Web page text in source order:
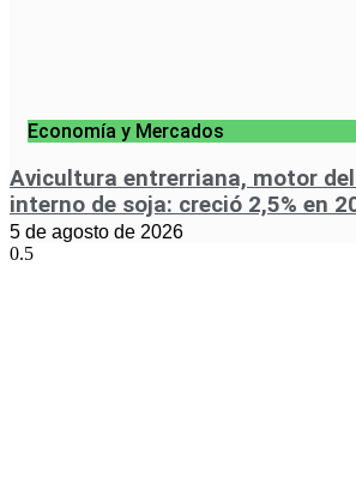
Economía y Mercados
Avicultura entrerriana, motor
interno de soja: creció 2,5% en
5 de agosto de 2026